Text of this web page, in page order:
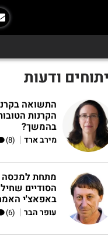
ודעות
התשואה
הקרנות
בהמשך?
מירב ארד |
(8)
מתחת למכסה
הסודיים
באפאצ'י
עופר הבר |
(6)